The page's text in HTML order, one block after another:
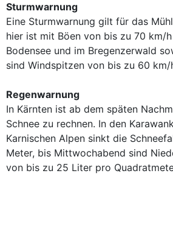
Sturmwarnung
Eine Sturmwarnung gilt für das
hier ist mit Böen von bis zu 70 km/
Bodensee und im Bregenzerwald
sind Windspitzen von bis zu 60 km/
Regenwarnung
In Kärnten ist ab dem späten
Schnee zu rechnen. In den
Karnischen Alpen sinkt die
Meter, bis Mittwochabend sind
von bis zu 25 Liter pro